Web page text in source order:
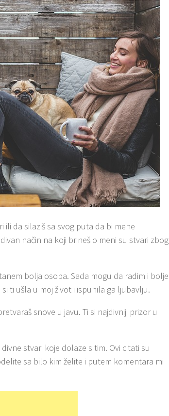
da silaziš sa svog puta da bi mene
način na koji brineš o meni su stvari zbog
bolja osoba. Sada mogu da radim i bolje
ti ušla u moj život i ispunila ga ljubavlju.
snove u javu. Ti si najdivniji prizor u
stvari koje dolaze s tim. Ovi citati su
sa bilo kim želite i putem komentara mi